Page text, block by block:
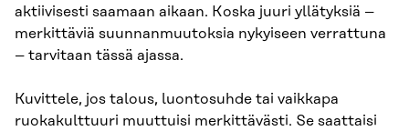
aktiivisesti saamaan aikaan. Koska juuri yllätyksiä –
merkittäviä suunnanmuutoksia nykyiseen verrattuna
– tarvitaan tässä ajassa.
Kuvittele, jos talous, luontosuhde tai vaikkapa
ruokakulttuuri muuttuisi merkittävästi. Se saattaisi